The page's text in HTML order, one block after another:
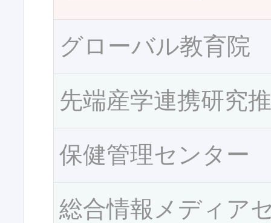
グローバル教育院
先端産学連携研究
保健管理センター
総合情報メディア